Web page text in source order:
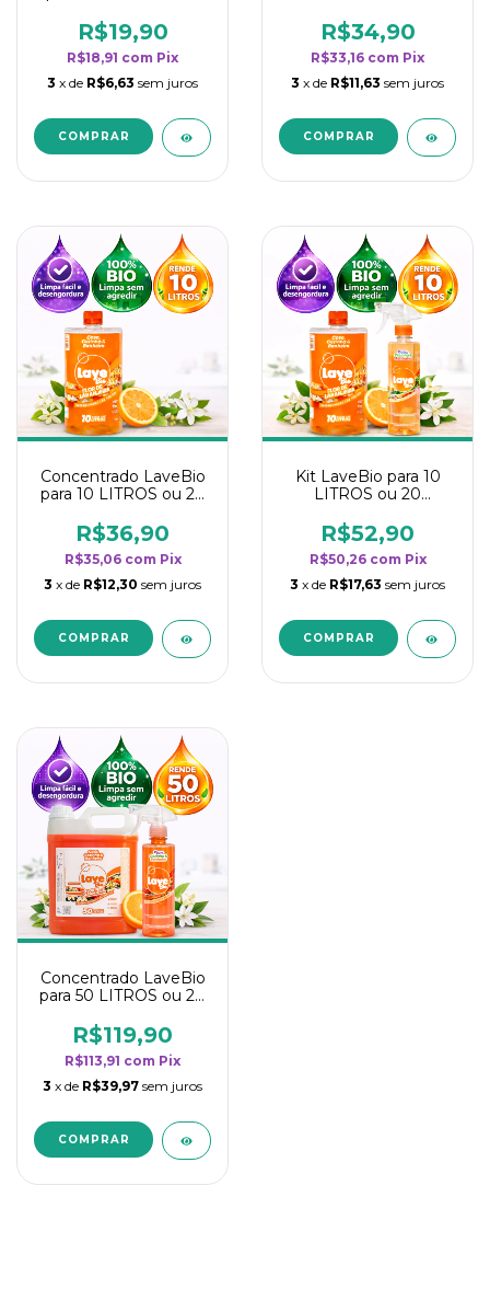
rendimento da
categoria - Flor de
Laranjeira
R$19,90
R$18,91 com Pix
3 x de R$6,63 sem juros
rendimento da
categoria - Flor de
Laranjeira
R$34,90
R$33,16 com Pix
3 x de R$11,63 sem juros
Concentrado LaveBio
para 10 LITROS ou 20
rendimento da
categoria - Flor de
Laranjeira
R$36,90
R$35,06 com Pix
3 x de R$12,30 sem juros
Kit LaveBio para 10
LITROS ou 20
rendimento da
categoria - Flor de
Laranjeira
R$52,90
R$50,26 com Pix
3 x de R$17,63 sem juros
Concentrado LaveBio
para 50 LITROS ou 20
rendimento da
categoria - Flor de
Laranjeira
R$119,90
R$113,91 com Pix
3 x de R$39,97 sem juros